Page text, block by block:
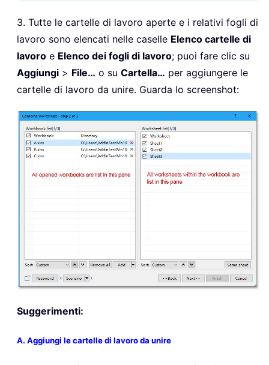
3. Tutte le cartelle di lavoro aperte e i relativi fogli di
lavoro sono elencati nelle caselle Elenco cartelle di
lavoro e Elenco dei fogli di lavoro; puoi fare clic su
Aggiungi > File… o su Cartella… per aggiungere le
cartelle di lavoro da unire. Guarda lo screenshot:
Suggerimenti:
A. Aggiungi le cartelle di lavoro da unire